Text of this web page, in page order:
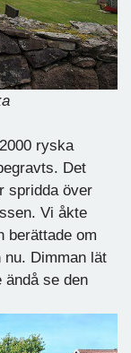
ryska
Det
spridda över
Vi åkte
berättade om
Dimman lät
se den